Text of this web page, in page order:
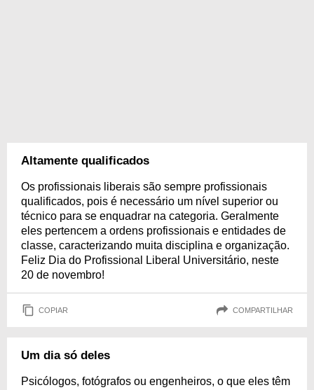
Altamente qualificados
Os profissionais liberais são sempre profissionais
qualificados, pois é necessário um nível superior ou
técnico para se enquadrar na categoria. Geralmente
eles pertencem a ordens profissionais e entidades de
classe, caracterizando muita disciplina e organização.
Feliz Dia do Profissional Liberal Universitário, neste
20 de novembro!
COPIAR COMPARTILHAR
Um dia só deles
Psicólogos, fotógrafos ou engenheiros, o que eles têm